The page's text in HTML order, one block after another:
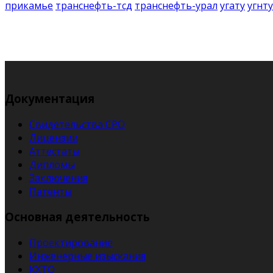
прикамье транснефть-тсд транснефть-урал угатуугнту
Документация
Свидетельства СРО
Лицензии
Аттестаты
Дипломы
Заключения
Патенты
Основная деятельность
Проектирование
Инженерные изыскания
КХТО